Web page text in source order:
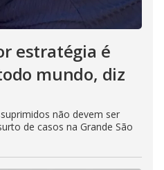
estratégia é
mundo, diz
não devem ser
de casos na Grande São